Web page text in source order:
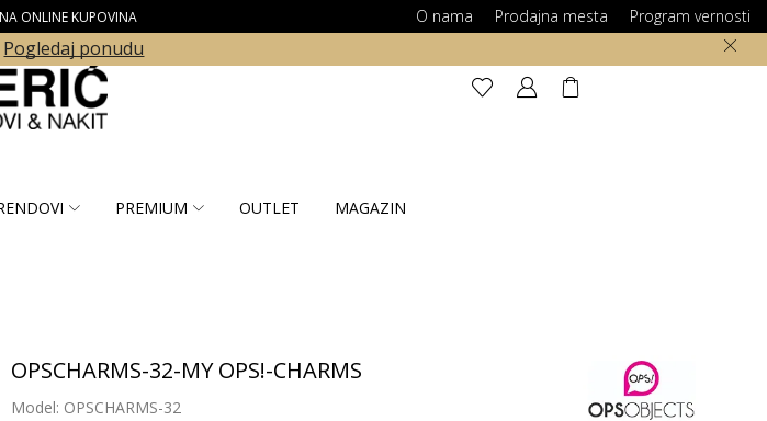
ONLINE KUPOVINA O nama Prodajna mesta Program vernosti
Pogledaj ponudu
PREMIUM OUTLET MAGAZIN
OPSCHARMS-32-MY OPS!-CHARMS
Model: OPSCHARMS-32